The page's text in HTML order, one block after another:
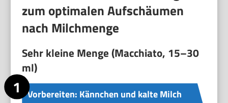
zum optimalen Aufschäumen
nach Milchmenge
Sehr kleine Menge (Macchiato, 15–30
ml)
Vorbereiten: Kännchen und kalte Milch